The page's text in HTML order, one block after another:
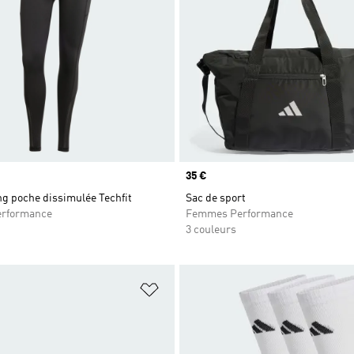
poche dissimulée Techfit
Prix
35 €
Sac de sport
Femmes Performance
3 couleurs
Ajouter à la Liste de produits